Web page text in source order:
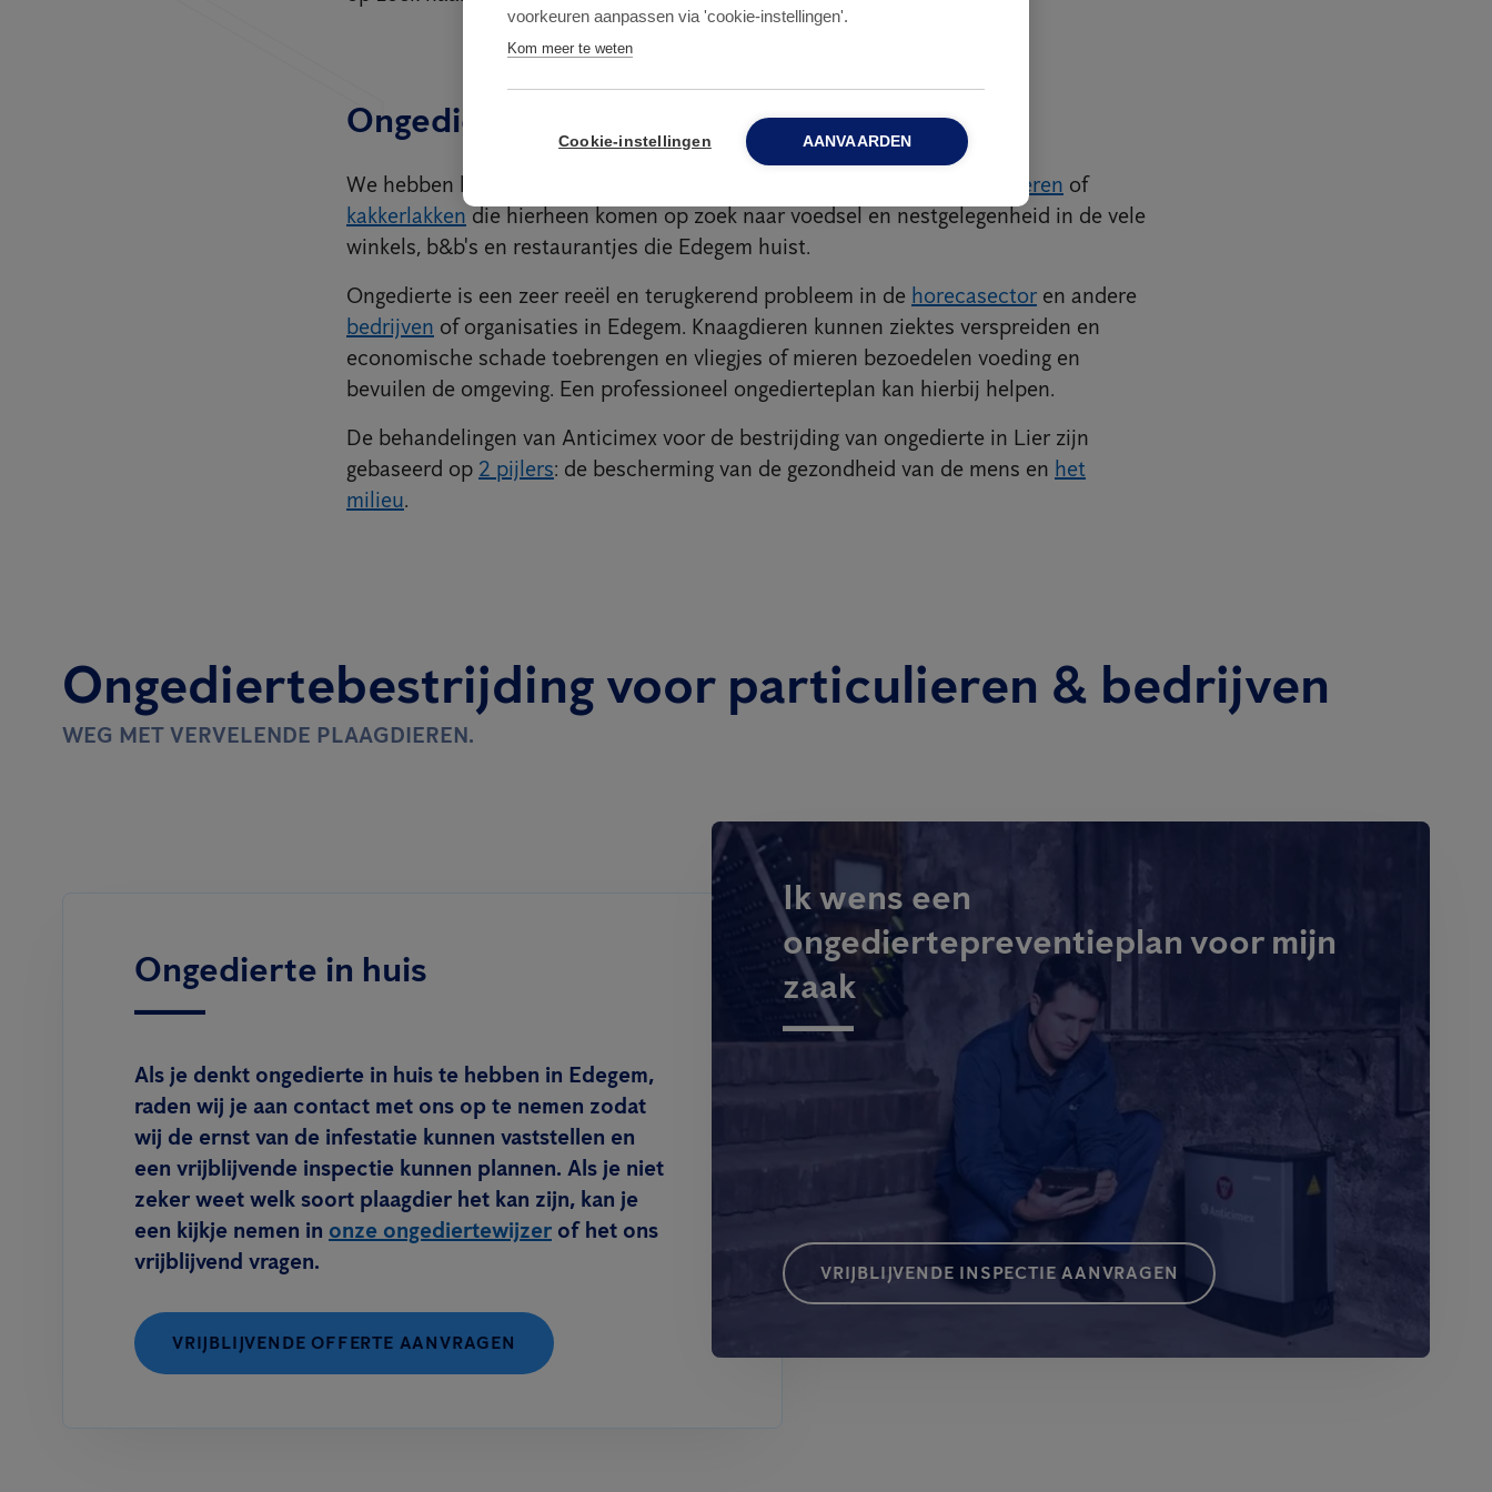
Ongedierteproblemen in Edegem
We hebben het over allerlei ongedierte zoals mieren of
kakkerlakken die hierheen komen op zoek naar voedsel en nestgelegenheid in de vele
winkels, b&b's en restaurantjes die Edegem huist.
Ongedierte is een zeer reeël en terugkerend probleem in de horecasector en andere
bedrijven of organisaties in Edegem. Knaagdieren kunnen ziektes verspreiden en
economische schade toebrengen en vliegjes of mieren bezoedelen voeding en
bevuilen de omgeving. Een professioneel ongedierteplan kan hierbij helpen.
De behandelingen van Anticimex voor de bestrijding van ongedierte in Lier zijn
gebaseerd op 2 pijlers: de bescherming van de gezondheid van de mens en het
milieu.
Ongediertebestrijding voor particulieren & bedrijven
WEG MET VERVELENDE PLAAGDIEREN.
Ongedierte in huis
Als je denkt ongedierte in huis te hebben in Edegem,
raden wij je aan contact met ons op te nemen zodat
wij de ernst van de infestatie kunnen vaststellen en
een vrijblijvende inspectie kunnen plannen. Als je niet
zeker weet welk soort plaagdier het kan zijn, kan je
een kijkje nemen in onze ongediertewijzer of het ons
vrijblijvend vragen.
VRIJBLIJVENDE OFFERTE AANVRAGEN
Ik wens een
ongediertepreventieplan voor mijn
zaak
VRIJBLIJVENDE INSPECTIE AANVRAGEN
voorkeuren aanpassen via 'cookie-instellingen'.
Kom meer te weten
Cookie-instellingen AANVAARDEN